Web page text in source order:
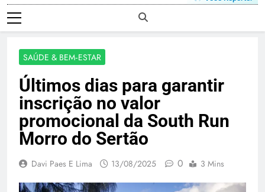
SAÚDE & BEM‑ESTAR
Últimos dias para garantir
inscrição no valor
promocional da South Run
Morro do Sertão
Davi Paes E Lima 13/08/2025 0 3 Mins